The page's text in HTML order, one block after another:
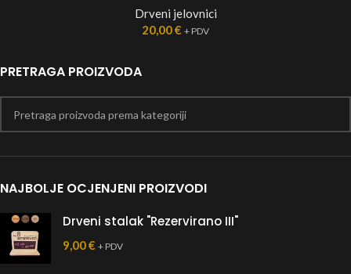
PRETRAGA PROIZVODA
NAJBOLJE OCJENJENI PROIZVODI
Drveni stalak "Rezervirano III"
9,00€ + PDV
Drveni jelovnici
20,00€ + PDV